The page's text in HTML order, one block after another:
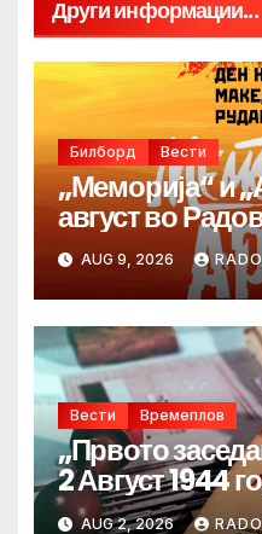
Други информации...
Билборд Вести
„Меморија“ и
август во
продолжува
Денот на
AUG 9, 2026
Вести Времеплов
„Првото
2 Август 1944
AUG 2, 2026